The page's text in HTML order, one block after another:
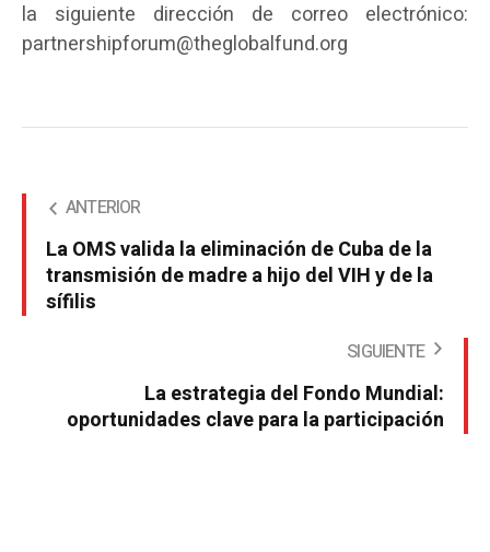
la siguiente dirección de correo electrónico:
partnershipforum@theglobalfund.org
ANTERIOR
La OMS valida la eliminación de Cuba de la
transmisión de madre a hijo del VIH y de la
sífilis
SIGUIENTE
La estrategia del Fondo Mundial:
oportunidades clave para la participación